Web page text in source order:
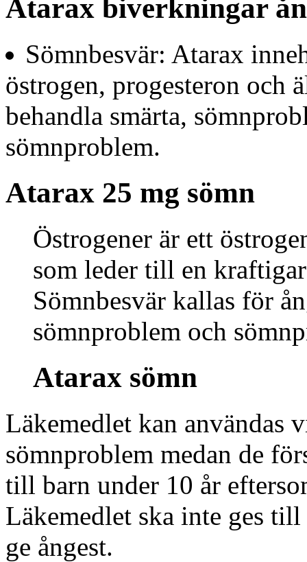
Atarax biverkningar
Sömnbesvär: Atarax
östrogen, progesteron och
behandla smärta,
sömnproblem.
Atarax 25 mg sömn
Östrogener är ett
som leder till en
Sömnbesvär kallas för
sömnproblem och
Atarax sömn
Läkemedlet kan användas
sömnproblem medan de
till barn under 10 år
Läkemedlet ska inte ges
ge ångest.